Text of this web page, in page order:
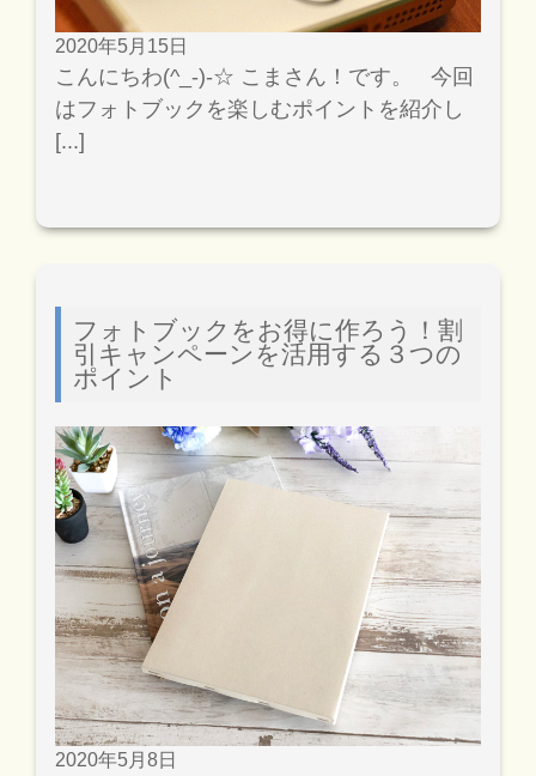
2020年5月15日
こんにちわ(^_-)-☆ こまさん！です。 今回
はフォトブックを楽しむポイントを紹介し
[...]
フォトブックをお得に作ろう！割
引キャンペーンを活用する３つの
ポイント
2020年5月8日